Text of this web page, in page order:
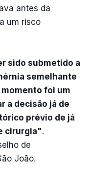
antes da
um risco
sido submetido a
semelhante
foi um
a decisão já de
prévio de já
cirurgia".
de
João.